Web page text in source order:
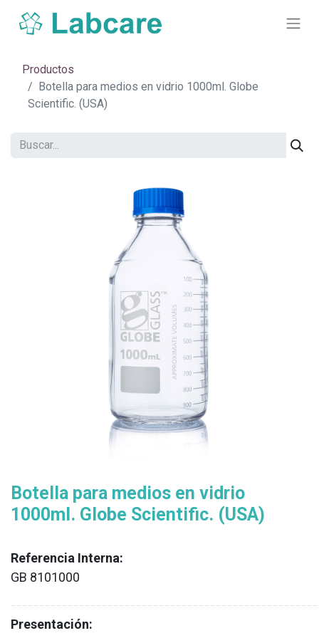
Productos
Botella para medios en vidrio 1000ml. Globe
Scientific. (USA)
Botella para medios en vidrio
1000ml. Globe Scientific. (USA)
Referencia Interna:
GB 8101000
Presentación: